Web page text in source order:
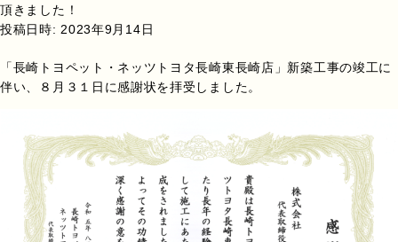
頂きました！
投稿日時: 2023年9月14日
「長崎トヨペット・ネッツトヨタ長崎東長崎店」新築工事の竣工に
伴い、８月３１日に感謝状を拝受しました。